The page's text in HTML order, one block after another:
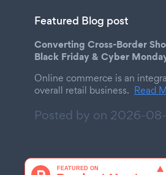
Featured Blog post
Converting Cross-Border
Black Friday & Cyber
Online commerce is an
overall retail business. Read
Posted by on 2026-